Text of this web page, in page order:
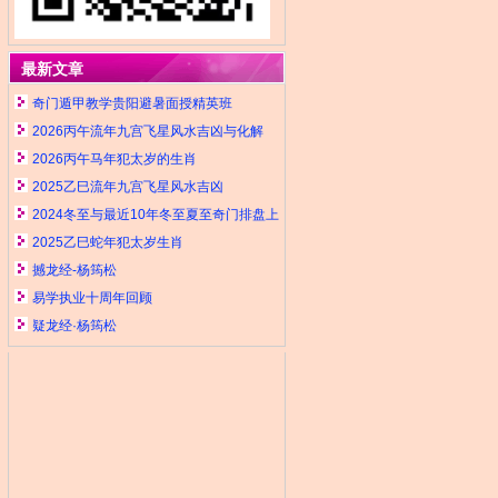
最新文章
奇门遁甲教学贵阳避暑面授精英班
2026丙午流年九宫飞星风水吉凶与化解
2026丙午马年犯太岁的生肖
2025乙巳流年九宫飞星风水吉凶
2024冬至与最近10年冬至夏至奇门排盘上
元符头干支与日期表
2025乙巳蛇年犯太岁生肖
撼龙经-杨筠松
易学执业十周年回顾
疑龙经·杨筠松